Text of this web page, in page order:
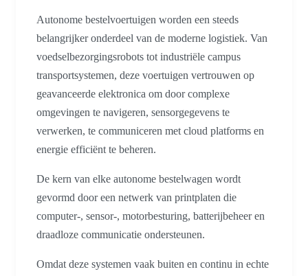
Autonome bestelvoertuigen worden een steeds
belangrijker onderdeel van de moderne logistiek. Van
voedselbezorgingsrobots tot industriële campus
transportsystemen, deze voertuigen vertrouwen op
geavanceerde elektronica om door complexe
omgevingen te navigeren, sensorgegevens te
verwerken, te communiceren met cloud platforms en
energie efficiënt te beheren.
De kern van elke autonome bestelwagen wordt
gevormd door een netwerk van printplaten die
computer-, sensor-, motorbesturing, batterijbeheer en
draadloze communicatie ondersteunen.
Omdat deze systemen vaak buiten en continu in echte